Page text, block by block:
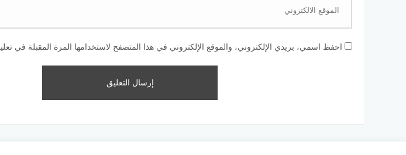
احفظ اسمي، بريدي الإلكتروني، والموقع الإلكتروني في هذا المتصفح لاستخدامها المرة المقبلة في